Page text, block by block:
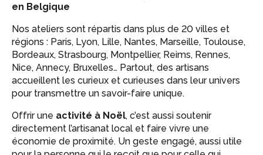
en Belgique
Nos ateliers sont répartis dans plus de 20 villes et
régions : Paris, Lyon, Lille, Nantes, Marseille, Toulouse,
Bordeaux, Strasbourg, Montpellier, Reims, Rennes,
Nice, Annecy, Bruxelles… Partout, des artisans
accueillent les curieux et curieuses dans leur univers
pour transmettre un savoir-faire unique.
Offrir une activité à Noël, c’est aussi soutenir
directement l’artisanat local et faire vivre une
économie de proximité. Un geste engagé, aussi utile